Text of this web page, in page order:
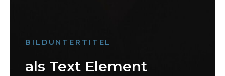
BILDUNTERTITEL
als Text Element